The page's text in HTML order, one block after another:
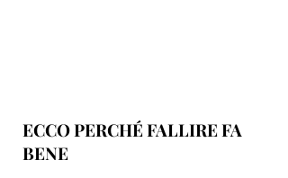
ECCO PERCHÉ FALLIRE FA
BENE